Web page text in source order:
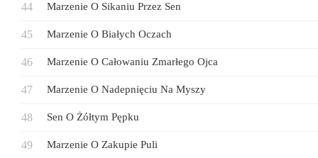
Marzenie O Sikaniu Przez Sen
Marzenie O Białych Oczach
Marzenie O Całowaniu Zmarłego Ojca
Marzenie O Nadepnięciu Na Myszy
Sen O Żółtym Pępku
Marzenie O Zakupie Puli